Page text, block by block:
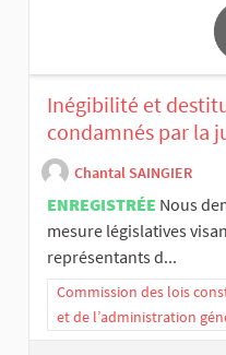
Inégibilité et
condamnés par la
Chantal SAINGIER
ENREGISTRÉE Nous
mesure législatives
représentants d...
Commission des lois
et de l’administration